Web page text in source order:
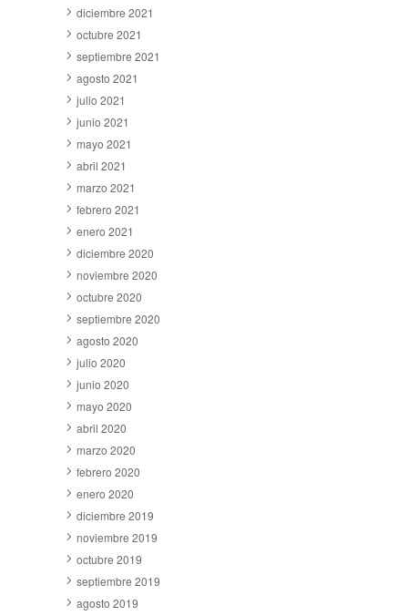
diciembre 2021
octubre 2021
septiembre 2021
agosto 2021
julio 2021
junio 2021
mayo 2021
abril 2021
marzo 2021
febrero 2021
enero 2021
diciembre 2020
noviembre 2020
octubre 2020
septiembre 2020
agosto 2020
julio 2020
junio 2020
mayo 2020
abril 2020
marzo 2020
febrero 2020
enero 2020
diciembre 2019
noviembre 2019
octubre 2019
septiembre 2019
agosto 2019